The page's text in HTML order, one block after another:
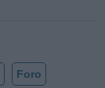
Foro